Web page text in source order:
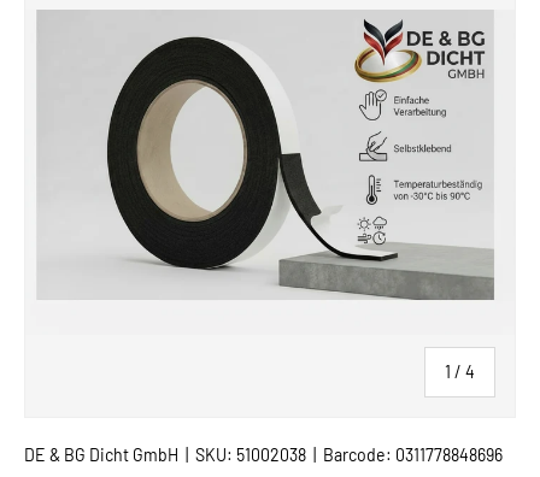
1 / von
4
DE & BG Dicht GmbH SKU: 51002038 Barcode: 0311778848696